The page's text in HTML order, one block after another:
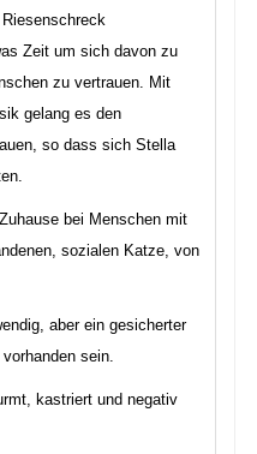
Zeit um sich davon zu
zu vertrauen. Mit
gelang es den
so dass sich Stella
bei Menschen mit
sozialen Katze, von
aber ein gesicherter
sein.
kastriert und negativ